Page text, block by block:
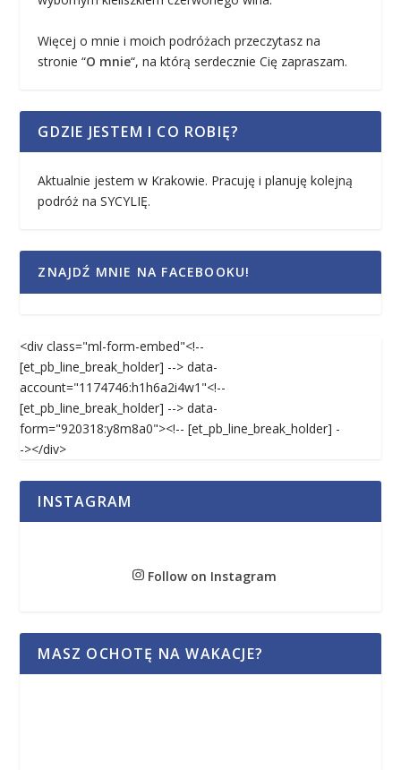
Więcej o mnie i moich podróżach przeczytasz na
stronie “O mnie“, na którą serdecznie Cię zapraszam.
GDZIE JESTEM I CO ROBIĘ?
Aktualnie jestem w Krakowie. Pracuję i planuję kolejną
podróż na SYCYLIĘ.
ZNAJDŹ MNIE NA FACEBOOKU!
<div class="ml-form-embed"<!--
[et_pb_line_break_holder] --> data-
account="1174746:h1h6a2i4w1"<!--
[et_pb_line_break_holder] --> data-
form="920318:y8m8a0"><!-- [et_pb_line_break_holder] -
-></div>
INSTAGRAM
Follow on Instagram
MASZ OCHOTĘ NA WAKACJE?